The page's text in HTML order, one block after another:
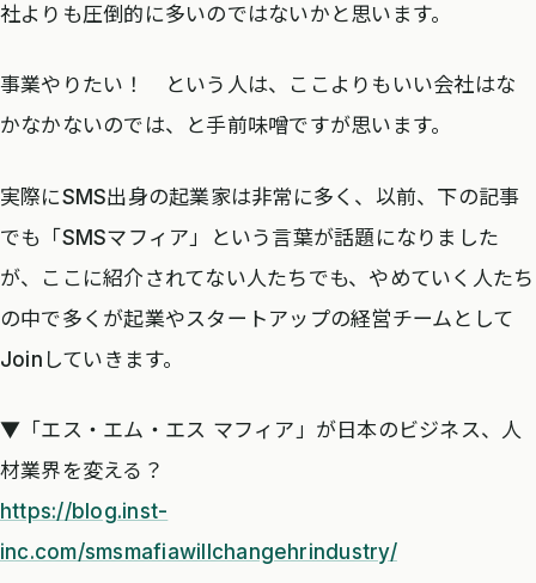
社よりも圧倒的に多いのではないかと思います。
事業やりたい！ という人は、ここよりもいい会社はな
かなかないのでは、と手前味噌ですが思います。
実際にSMS出身の起業家は非常に多く、以前、下の記事
でも「SMSマフィア」という言葉が話題になりました
が、ここに紹介されてない人たちでも、やめていく人たち
の中で多くが起業やスタートアップの経営チームとして
Joinしていきます。
▼「エス・エム・エス マフィア」が日本のビジネス、人
材業界を変える？
https://blog.inst-
inc.com/smsmafiawillchangehrindustry/